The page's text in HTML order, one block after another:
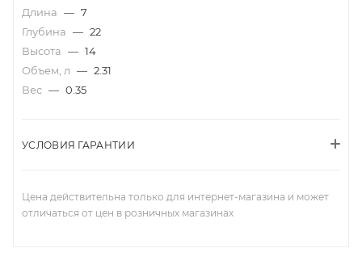
Длина — 7
Глубина — 22
Высота — 14
Объем, л — 2.31
Вес — 0.35
УСЛОВИЯ ГАРАНТИИ
Цена действительна только для интернет-магазина и может
отличаться от цен в розничных магазинах